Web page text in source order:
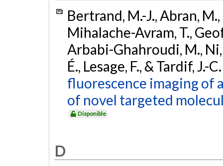
Bertrand, M.-J., Abran,
Mihalache-Avram, T.,
Arbabi-Ghahroudi, M., Ni,
É., Lesage, F., & Tardif, J.-
fluorescence imaging of
of novel targeted
Disponible
D